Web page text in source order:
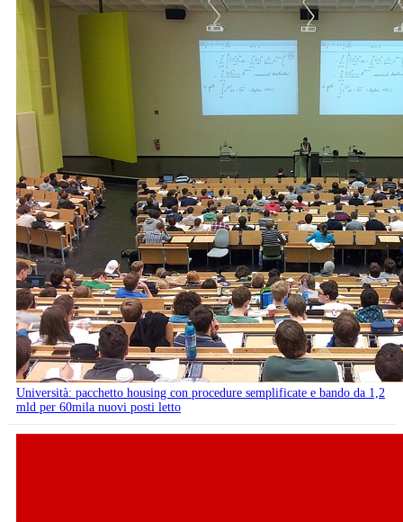
Università: pacchetto housing con procedure semplificate e bando da 1,2
mld per 60mila nuovi posti letto